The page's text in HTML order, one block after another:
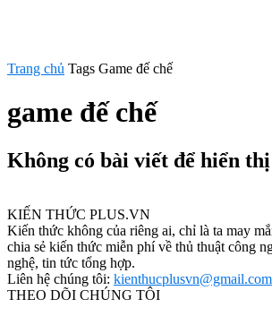
Trang chủ Tags Game đế chế
game đế chế
Không có bài viết để hiển thị
KIẾN THỨC PLUS.VN
Kiến thức không của riêng ai, chỉ là ta may
chia sẻ kiến thức miễn phí về thủ thuật công
nghệ, tin tức tổng hợp.
Liên hệ chúng tôi: kienthucplusvn@gmail.com
THEO DÕI CHÚNG TÔI